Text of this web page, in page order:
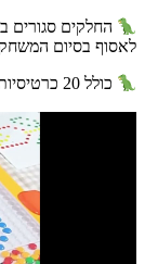
החלקים סגורים
לאסוף בסיום
כולל 20 כרטיסיות עם תבניות שונות.